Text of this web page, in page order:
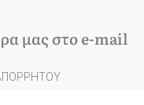
μας στο e-mail